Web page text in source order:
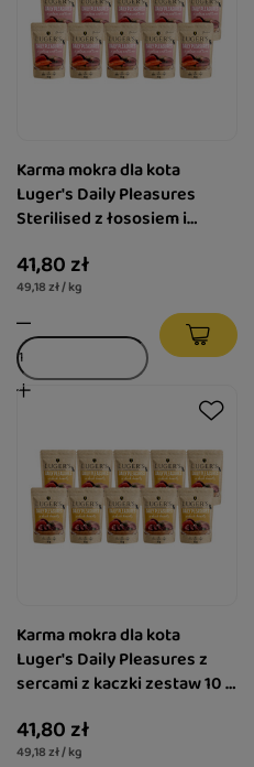
Karma mokra dla kota
Luger's Daily Pleasures
Sterilised z łososiem i
41,80 zł
49,18 zł / kg
Karma mokra dla kota
Luger's Daily Pleasures z
sercami z kaczki zestaw 10 x
41,80 zł
49,18 zł / kg